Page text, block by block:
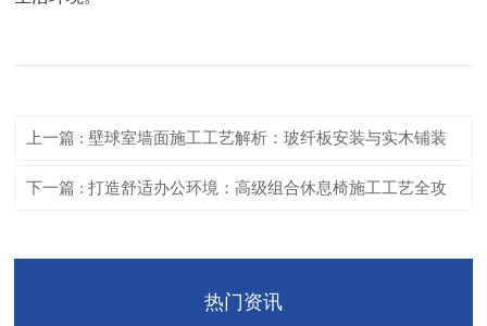
上一篇 : 壁球室墙面施工工艺解析：玻纤板安装与实木铺装
的差异
下一篇 : 打造舒适办公环境：高级组合休息椅施工工艺全攻
热门资讯